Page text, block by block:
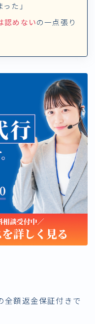
た」
認めないの一点張り
全額返金保証付きで